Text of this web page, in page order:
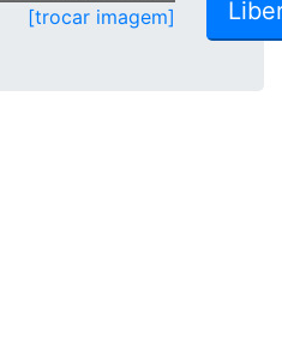
[trocar imagem]